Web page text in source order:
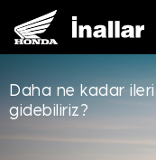
Daha ne kadar ileri
gidebiliriz?